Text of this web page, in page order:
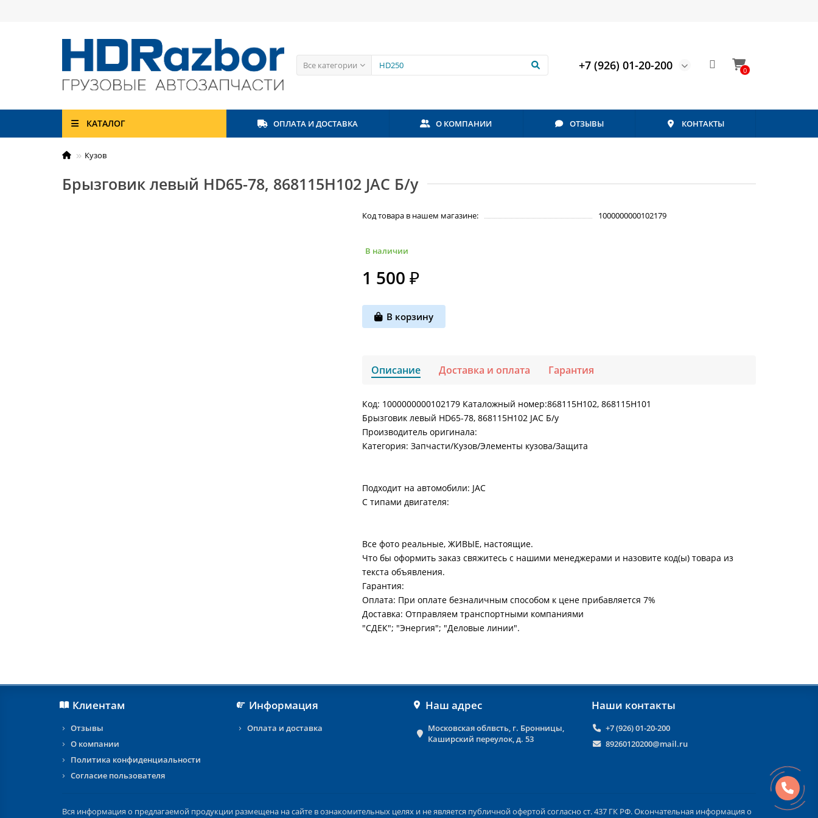
Все категории +7 (926) 01-20-200 0
КАТАЛОГ ОПЛАТА И ДОСТАВКА О КОМПАНИИ ОТЗЫВЫ КОНТАКТЫ
Кузов
Брызговик левый HD65-78, 868115H102 JAC Б/у
Код товара в нашем магазине: 1000000000102179
В наличии
1 500 ₽
В корзину
Описание Доставка и оплата Гарантия
Код: 1000000000102179 Каталожный номер:868115H102, 868115H101
Брызговик левый HD65-78, 868115H102 JAC Б/у
Производитель оригинала:
Категория: Запчасти/Кузов/Элементы кузова/Защита
Подходит на автомобили: JAC
С типами двигателя:
Все фото реальные, ЖИВЫЕ, настоящие.
Что бы оформить заказ свяжитесь с нашими менеджерами и назовите код(ы) товара из
текста объявления.
Гарантия:
Оплата: При оплате безналичным способом к цене прибавляется 7%
Доставка: Отправляем транспортными компаниями
"СДЕК"; "Энергия"; "Деловые линии".
Клиентам
Отзывы
О компании
Политика конфиденциальности
Согласие пользователя
Информация
Оплата и доставка
Наш адрес
Московская облвсть, г. Бронницы,
Каширский переулок, д. 53
Наши контакты
+7 (926) 01-20-200
89260120200@mail.ru
Вся информация о предлагаемой продукции размещена на сайте в ознакомительных целях и не является публичной офертой согласно ст. 437 ГК РФ. Окончательная информация о